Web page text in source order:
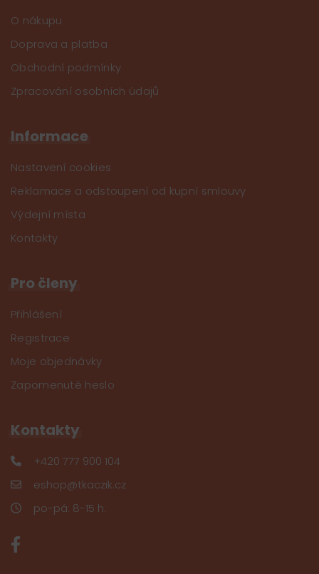
O nákupu
Doprava a platba
Obchodní podmínky
Zpracování osobních údajů
Informace
Nastavení cookies
Reklamace a odstoupení od kupní smlouvy
Výdejní místa
Kontakty
Pro členy
Přihlášení
Registrace
Moje objednávky
Zapomenuté heslo
Kontakty
+420 777 900 104
eshop@tkaczik.cz
po-pá: 8-15 h.